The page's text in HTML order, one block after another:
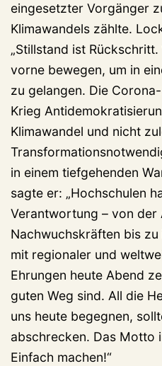
eingesetzter Vorgänger
Klimawandels zählte.
„Stillstand ist
vorne bewegen, um in
zu gelangen. Die
Krieg
Klimawandel und nicht
in einem tiefgehenden
sagte er: „Hochschulen
Verantwortung – von der
Nachwuchskräften bis
mit regionaler und
Ehrungen heute Abend
guten Weg sind. All die
uns heute begegnen,
abschrecken. Das Motto
Einfach machen!“